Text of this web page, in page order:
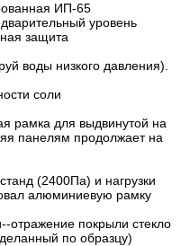
ИП-65
уровень
защита
воды низкого давления).
соли
рамка для выдвинутой на
панелям продолжает на
(2400Па) и нагрузки
алюминиевую рамку
отражение покрыли стекло
по образцу)